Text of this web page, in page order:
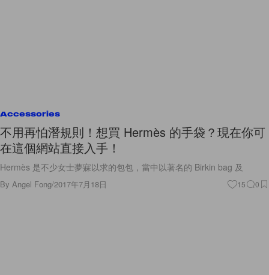
Accessories
不用再怕潛規則！想買 Hermès 的手袋？現在你可
在這個網站直接入手！
Hermès 是不少女士夢寐以求的包包，當中以著名的 Birkin bag 及
By Angel Fong/2017年7月18日 15 0